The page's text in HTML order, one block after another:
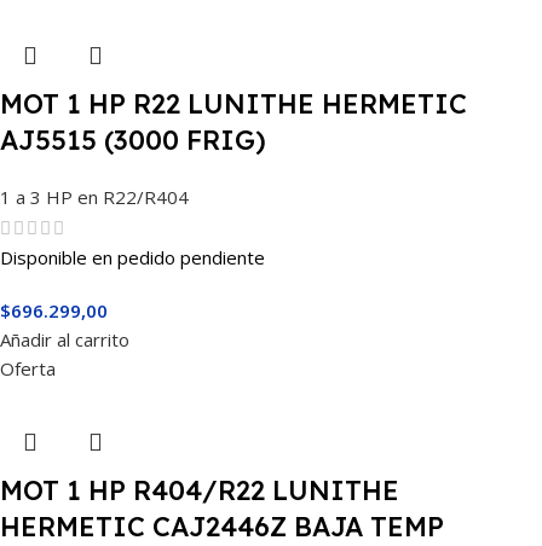
MOT 1 HP R22 LUNITHE HERMETIC
AJ5515 (3000 FRIG)
1 a 3 HP en R22/R404
Disponible en pedido pendiente
$696.299,00
Añadir al carrito
Oferta
MOT 1 HP R404/R22 LUNITHE
HERMETIC CAJ2446Z BAJA TEMP